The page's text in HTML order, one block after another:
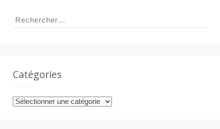
Rechercher :
Catégories
Catégories